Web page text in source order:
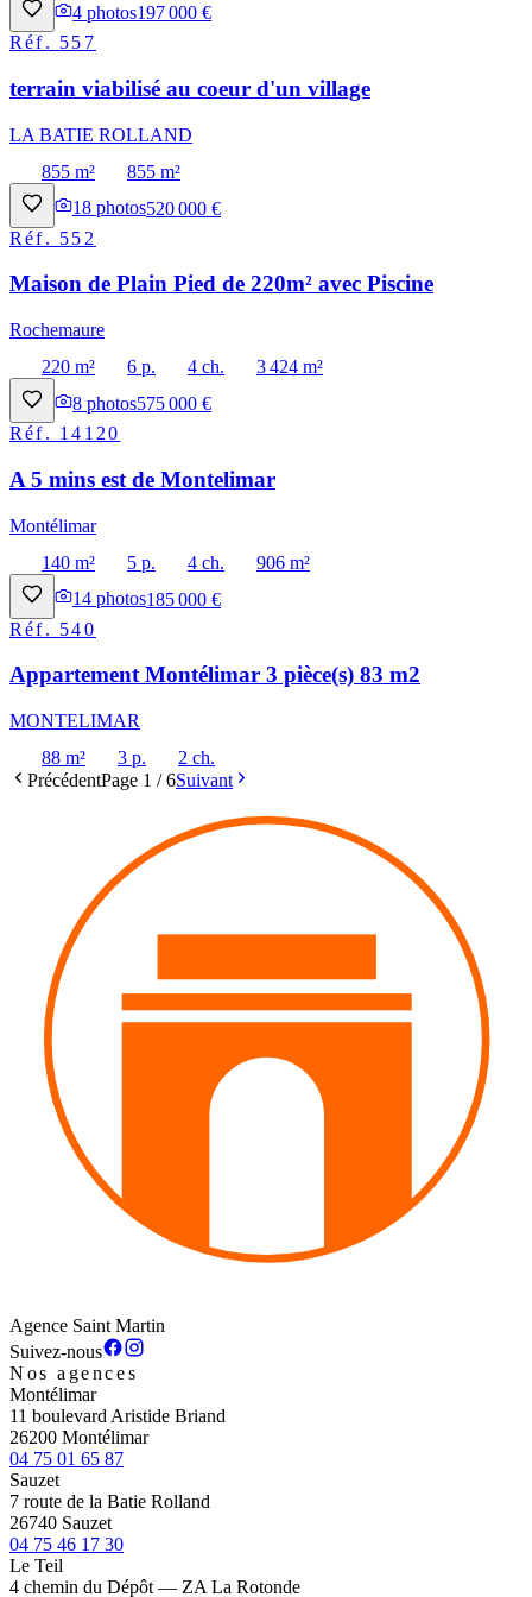
4 photos197 000 €
Réf. 557
terrain viabilisé au coeur d'un village
LA BATIE ROLLAND
855 m²
855 m²
18 photos520 000 €
Réf. 552
Maison de Plain Pied de 220m² avec Piscine
Rochemaure
220 m²
6 p. 4 ch.
3 424 m²
8 photos575 000 €
Réf. 14120
A 5 mins est de Montelimar
Montélimar
140 m²
5 p. 4 ch.
906 m²
14 photos185 000 €
Réf. 540
Appartement Montélimar 3 pièce(s) 83 m2
MONTELIMAR
88 m²
3 p.
2 ch.
PrécédentPage 1 /6Suivant
Agence Saint Martin
Suivez-nous
Nos agences
Montélimar
11 boulevard Aristide Briand
26200 Montélimar
04 75 01 65 87
Sauzet
7 route de la Batie Rolland
26740 Sauzet
04 75 46 17 30
Le Teil
4 chemin du Dépôt — ZA La Rotonde